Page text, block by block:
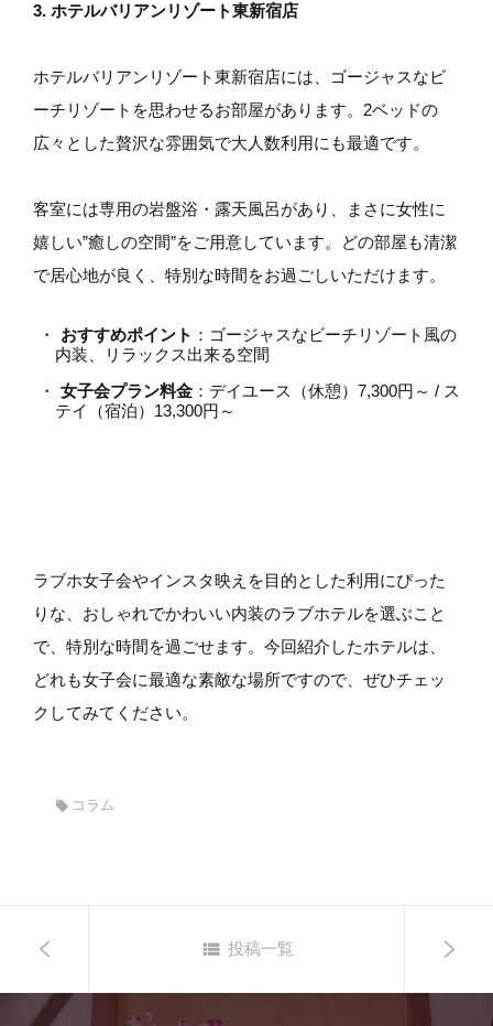
3. ホテルバリアンリゾート東新宿店
ホテルバリアンリゾート東新宿店には、ゴージャスなビ
ーチリゾートを思わせるお部屋があります。2ベッドの
広々とした贅沢な雰囲気で大人数利用にも最適です。
客室には専用の岩盤浴・露天風呂があり、まさに女性に
嬉しい”癒しの空間”をご用意しています。どの部屋も清潔
で居心地が良く、特別な時間をお過ごしいただけます。
おすすめポイント ：ゴージャスなビーチリゾート風の
内装、リラックス出来る空間
女子会プラン料金 ：デイユース（休憩）7,300円～ / ス
テイ（宿泊）13,300円～
ラブホ女子会やインスタ映えを目的とした利用にぴった
りな、おしゃれでかわいい内装のラブホテルを選ぶこと
で、特別な時間を過ごせます。今回紹介したホテルは、
どれも女子会に最適な素敵な場所ですので、ぜひチェッ
クしてみてください。
コラム
投稿一覧